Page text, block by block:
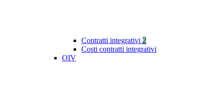
Contratti integrativi 2
Costi contratti integrativi
OIV